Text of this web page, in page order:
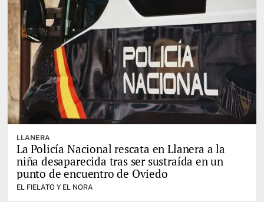
LLANERA
La Policía Nacional rescata en Llanera a la
niña desaparecida tras ser sustraída en un
punto de encuentro de Oviedo
EL FIELATO Y EL NORA